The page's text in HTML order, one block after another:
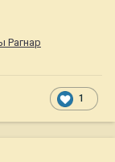
Рагнар
1